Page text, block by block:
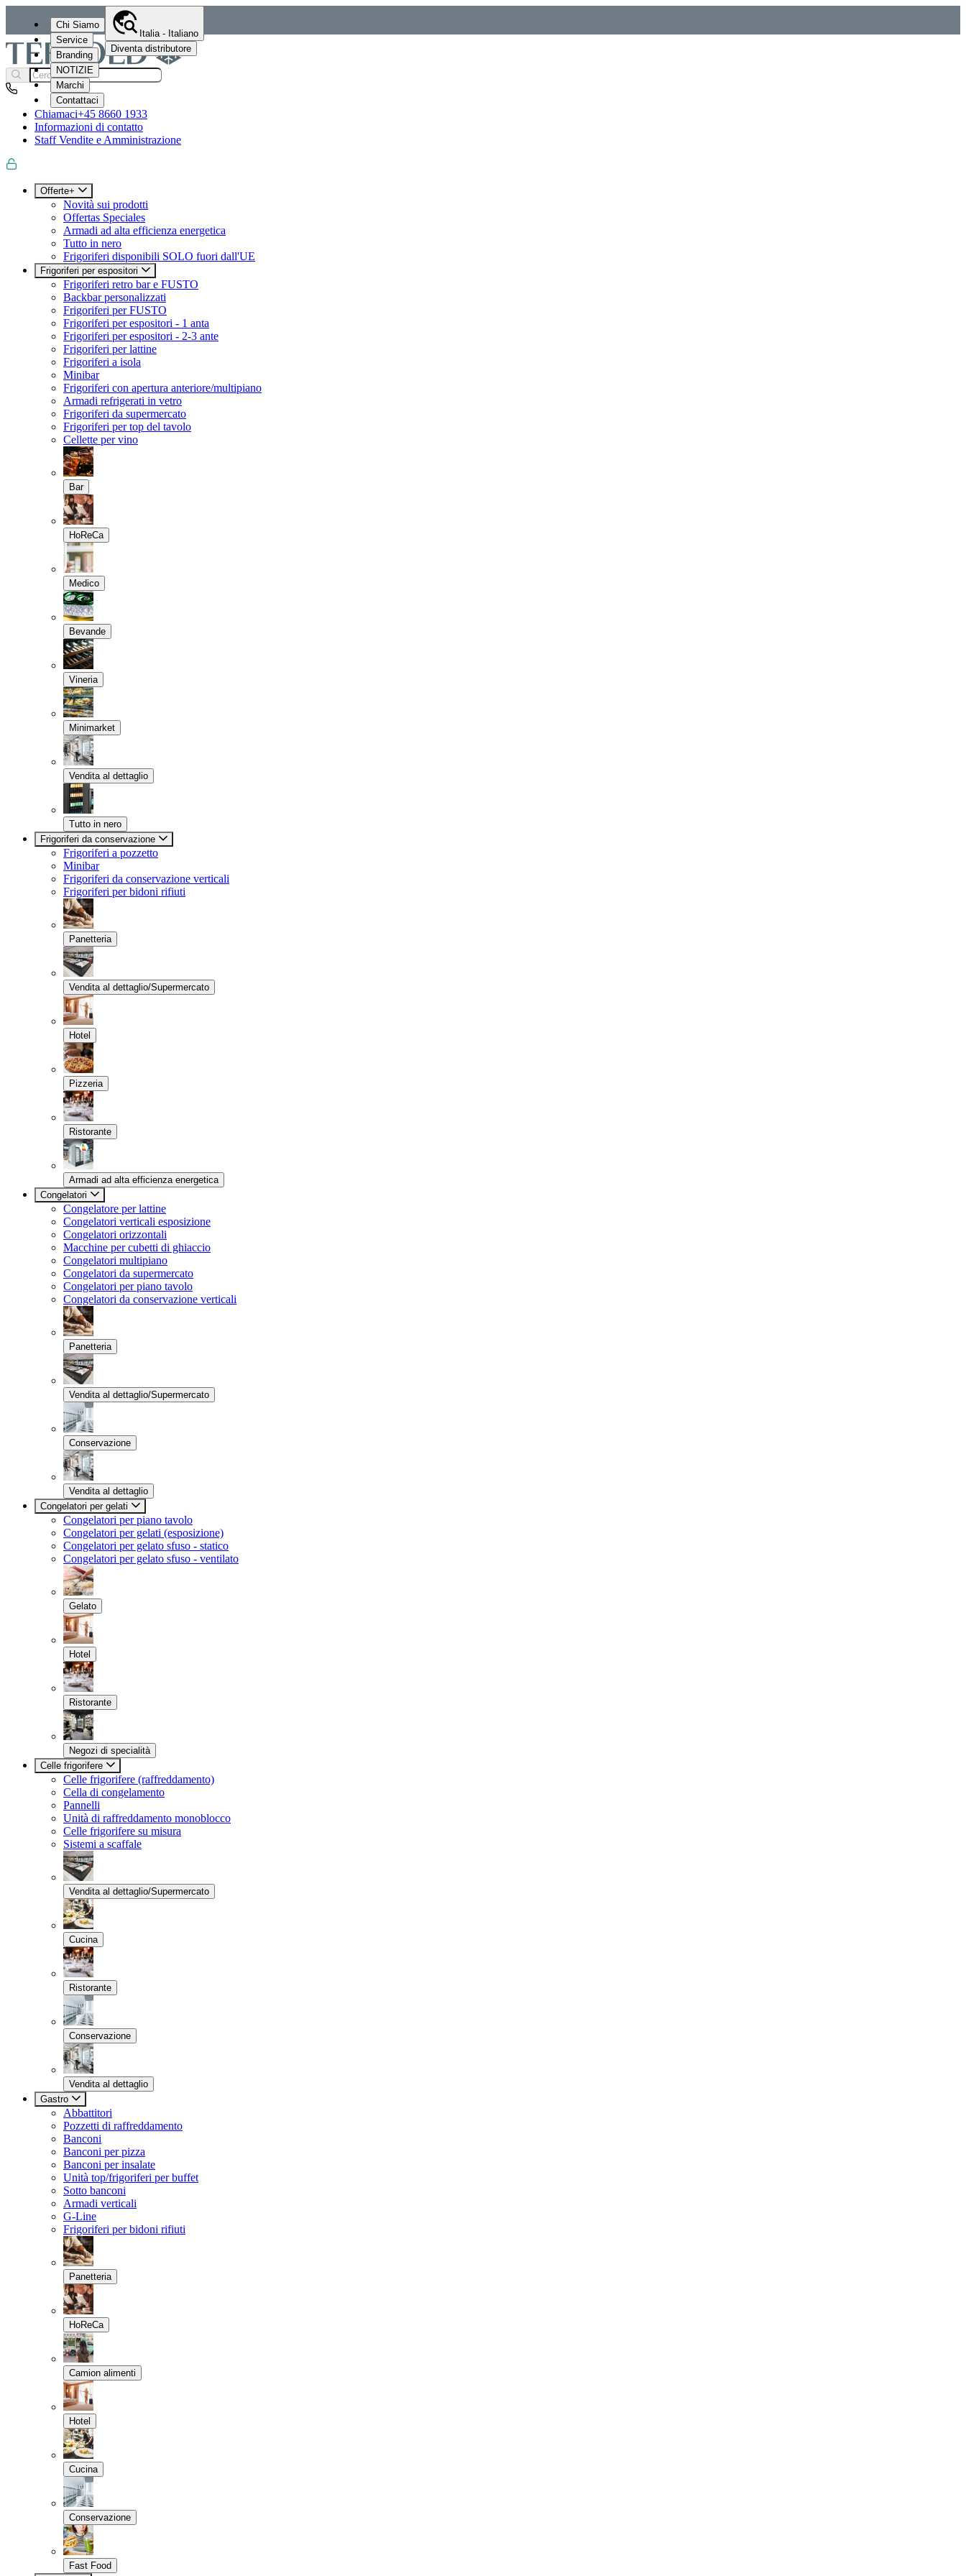
Chi Siamo
Service
Branding
NOTIZIE
Marchi
Contattaci
Italia - Italiano
Diventa distributore
Chiamaci+45 8660 1933
Informazioni di contatto
Staff Vendite e Amministrazione
Offerte+
Novità sui prodotti
Offertas Speciales
Armadi ad alta efficienza energetica
Tutto in nero
Frigoriferi disponibili SOLO fuori dall'UE
Frigoriferi per espositori
Frigoriferi retro bar e FUSTO
Backbar personalizzati
Frigoriferi per FUSTO
Frigoriferi per espositori - 1 anta
Frigoriferi per espositori - 2-3 ante
Frigoriferi per lattine
Frigoriferi a isola
Minibar
Frigoriferi con apertura anteriore/multipiano
Armadi refrigerati in vetro
Frigoriferi da supermercato
Frigoriferi per top del tavolo
Cellette per vino
Bar
HoReCa
Medico
Bevande
Vineria
Minimarket
Vendita al dettaglio
Tutto in nero
Frigoriferi da conservazione
Frigoriferi a pozzetto
Minibar
Frigoriferi da conservazione verticali
Frigoriferi per bidoni rifiuti
Panetteria
Vendita al dettaglio/Supermercato
Hotel
Pizzeria
Ristorante
Armadi ad alta efficienza energetica
Congelatori
Congelatore per lattine
Congelatori verticali esposizione
Congelatori orizzontali
Macchine per cubetti di ghiaccio
Congelatori multipiano
Congelatori da supermercato
Congelatori per piano tavolo
Congelatori da conservazione verticali
Panetteria
Vendita al dettaglio/Supermercato
Conservazione
Vendita al dettaglio
Congelatori per gelati
Congelatori per piano tavolo
Congelatori per gelati (esposizione)
Congelatori per gelato sfuso - statico
Congelatori per gelato sfuso - ventilato
Gelato
Hotel
Ristorante
Negozi di specialità
Celle frigorifere
Celle frigorifere (raffreddamento)
Cella di congelamento
Pannelli
Unità di raffreddamento monoblocco
Celle frigorifere su misura
Sistemi a scaffale
Vendita al dettaglio/Supermercato
Cucina
Ristorante
Conservazione
Vendita al dettaglio
Gastro
Abbattitori
Pozzetti di raffreddamento
Banconi
Banconi per pizza
Banconi per insalate
Unità top/frigoriferi per buffet
Sotto banconi
Armadi verticali
G-Line
Frigoriferi per bidoni rifiuti
Panetteria
HoReCa
Camion alimenti
Hotel
Cucina
Conservazione
Fast Food